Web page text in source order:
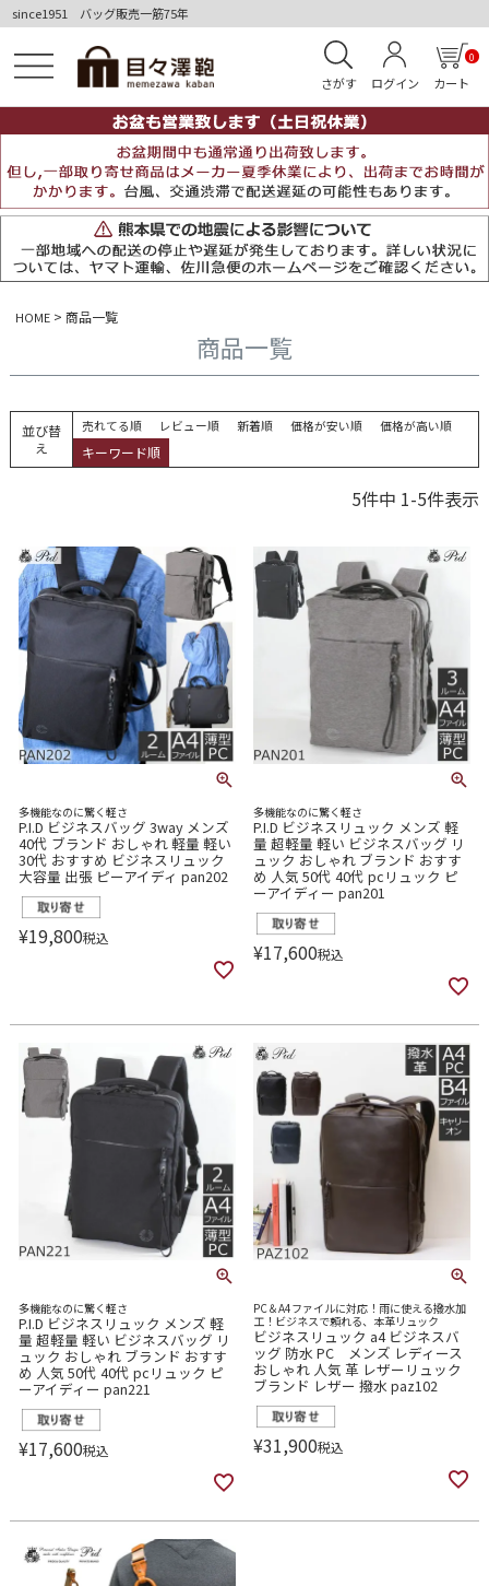
since1951 バッグ販売一筋75年
さがす ログイン カート
0
HOME 商品一覧
商品一覧
並び替
え
売れてる順 レビュー順 新着順 価格が安い順 価格が高い順
キーワード順
5件中 1-5件表示
多機能なのに驚く軽さ
P.I.D ビジネスバッグ 3way メンズ
40代 ブランド おしゃれ 軽量 軽い
30代 おすすめ ビジネスリュック
大容量 出張 ピーアイディ pan202
¥19,800税込
多機能なのに驚く軽さ
P.I.D ビジネスリュック メンズ 軽
量 超軽量 軽い ビジネスバッグ リ
ュック おしゃれ ブランド おすす
め 人気 50代 40代 pcリュック ピ
ーアイディー pan201
¥17,600税込
多機能なのに驚く軽さ
P.I.D ビジネスリュック メンズ 軽
量 超軽量 軽い ビジネスバッグ リ
ュック おしゃれ ブランド おすす
め 人気 50代 40代 pcリュック ピ
ーアイディー pan221
¥17,600税込
PC＆A4ファイルに対応！雨に使える撥水加
工！ビジネスで頼れる、本革リュック
ビジネスリュック a4 ビジネスバ
ッグ 防水 PC メンズ レディース
おしゃれ 人気 革 レザーリュック
ブランド レザー 撥水 paz102
¥31,900税込